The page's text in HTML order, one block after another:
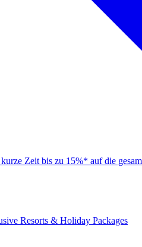
Zeit bis zu 15%* auf die
Resorts & Holiday Packages